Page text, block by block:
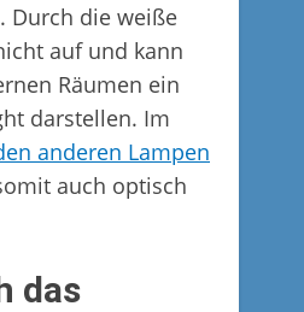
Durch die weiße
auf und kann
Räumen ein
darstellen. Im
anderen Lampen
auch optisch
das